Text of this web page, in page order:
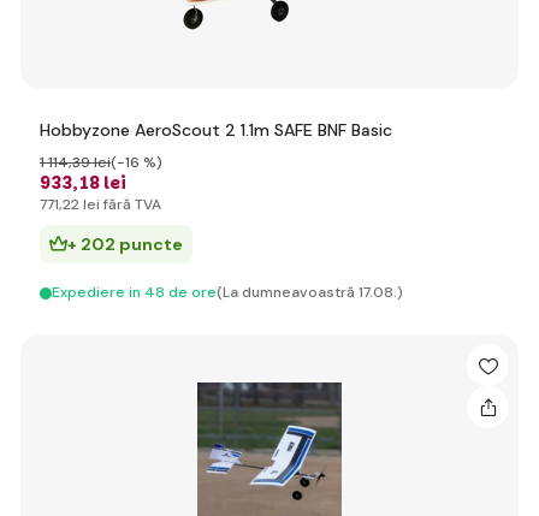
Hobbyzone AeroScout 2 1.1m SAFE BNF Basic
933,18 lei
1 114,39 lei(-16 %)
771,22 lei fără TVA
+ 202 puncte
Expediere in 48 de ore(La dumneavoastră 17.08.)